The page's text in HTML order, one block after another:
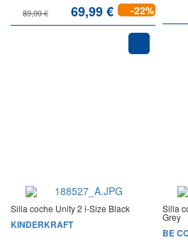
89,99 € 69,99 € -22%
Silla coche Unity 2 i-Size Black
KINDERKRAFT
Silla
Grey
BE